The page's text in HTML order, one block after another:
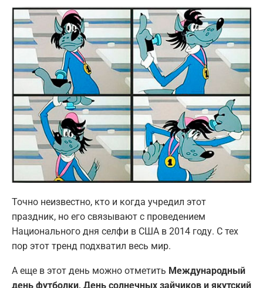
Точно неизвестно, кто и когда учредил этот
праздник, но его связывают с проведением
Национального дня селфи в США в 2014 году. С тех
пор этот тренд подхватил весь мир.
А еще в этот день можно отметить Международный
день футболки, День солнечных зайчиков и якутский